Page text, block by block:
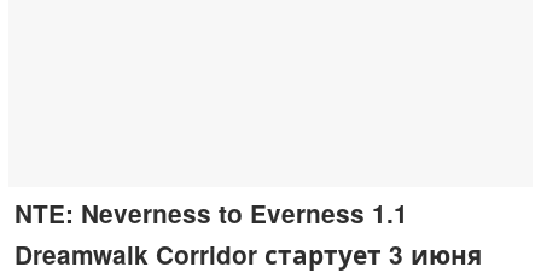
NTE: Neverness to Everness 1.1
Dreamwalk Corridor стартует 3 июня